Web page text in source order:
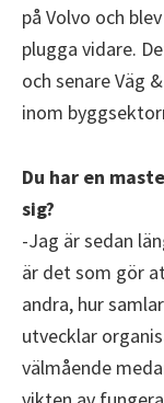
på Volvo och
plugga vidare.
och senare Väg
inom
Du har en
sig?
-Jag är sedan
är det som gör
andra, hur
utvecklar
välmående